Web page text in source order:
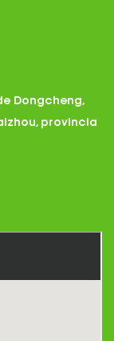
Dongcheng,
provincia